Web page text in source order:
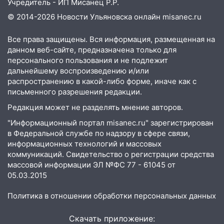
07.08.2026
20:40 Ульяновские аграрии смогут
до декабря
19:34 В следственном управлении
состоялось торжественное
мероприятие, приуроченное к
празднованию Дня сотрудника органов
следствия Российской Федерации
19:30 Ульяновцев приглашают
поддержать «Симбирскую чебурашку»
на фестивале «ФормАРТ»
18:11
Ульяновская область стала
пилотным регионом проекта
области на 8 августа
Учредитель - ИП Мисанец Р.Р.
© 2014-2026 Новости Ульяновска онлайн misanec.ru
Все права защищены. Вся информация, размещенная на
данном веб-сайте, предназначена только для
персонального пользования и не подлежит
дальнейшему воспроизведению и/или
распространению в какой-либо форме, иначе как с
письменного разрешения редакции.
Редакция может не разделять мнение авторов.
"Информационный портал misanec.ru" зарегистрирован
в Федеральной службе по надзору в сфере связи,
информационных технологий и массовых
коммуникаций. Свидетельство о регистрации средства
массовой информации ЭЛ №ФС 77 - 61045 от
05.03.2015
Политика в отношении обработки персональных данных
Скачать приложение: